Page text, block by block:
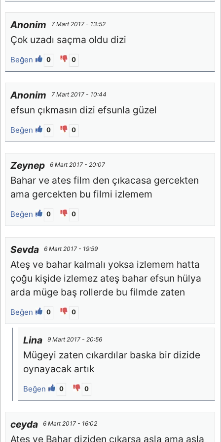
Anonim 7 Mart 2017 - 13:52
Çok uzadı saçma oldu dizi
Beğen 0 0
Anonim 7 Mart 2017 - 10:44
efsun çıkmasın dizi efsunla güzel
Beğen 0 0
Zeynep 6 Mart 2017 - 20:07
Bahar ve ates film den çıkacasa gercekten
ama gercekten bu filmi izlemem
Beğen 0 0
Sevda 6 Mart 2017 - 19:59
Ateş ve bahar kalmalı yoksa izlemem hatta
çoğu kişide izlemez ateş bahar efsun hülya
arda müge baş rollerde bu filmde zaten
Beğen 0 0
Lina 9 Mart 2017 - 20:56
Mügeyi zaten cıkardılar baska bir dizide
oynayacak artık
Beğen 0 0
ceyda 6 Mart 2017 - 16:02
Ateş ve Bahar diziden çıkarsa asla ama asla